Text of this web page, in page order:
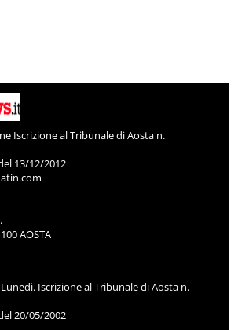
Iscrizione al Tribunale di Aosta n.
13/12/2012
AOSTA
Iscrizione al Tribunale di Aosta n.
20/05/2002